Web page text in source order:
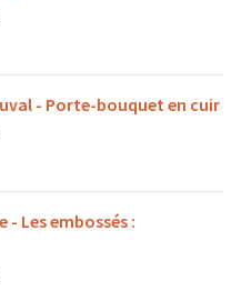
- Porte-bouquet en cuir
- Les embossés :